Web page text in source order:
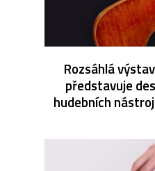
Rozsáhlá
představuje
hudebních